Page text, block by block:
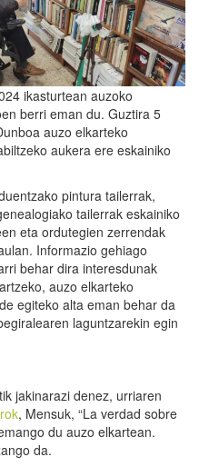
ikasturtean auzoko
berri eman du. Guztira 5
auzo elkarteko
aukera ere eskainiko
pintura tailerrak,
tailerrak eskainiko
eta ordutegien zerrendak
Informazio gehiago
behar dira interesdunak
auzo elkarteko
egiteko alta eman behar da
laguntzarekin egin
jakinarazi denez, urriaren
, Mensuk, “La verdad sobre
du auzo elkartean.
da.